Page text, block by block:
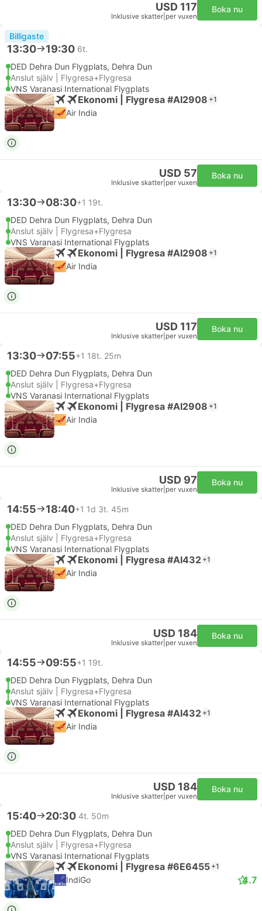
USD 117
Inklusive skatter per vuxen
Boka nu
Billigaste
13:30 19:30 6t.
DED Dehra Dun Flygplats, Dehra Dun
Anslut själv | Flygresa+Flygresa
VNS Varanasi International Flygplats
Ekonomi | Flygresa #AI2908 +1
Air India
USD 57
Inklusive skatter per vuxen
Boka nu
13:30 08:30+1 19t.
DED Dehra Dun Flygplats, Dehra Dun
Anslut själv | Flygresa+Flygresa
VNS Varanasi International Flygplats
Ekonomi | Flygresa #AI2908 +1
Air India
USD 117
Inklusive skatter per vuxen
Boka nu
13:30 07:55+1 18t. 25m
DED Dehra Dun Flygplats, Dehra Dun
Anslut själv | Flygresa+Flygresa
VNS Varanasi International Flygplats
Ekonomi | Flygresa #AI2908 +1
Air India
USD 97
Inklusive skatter per vuxen
Boka nu
14:55 18:40+1 1d 3t. 45m
DED Dehra Dun Flygplats, Dehra Dun
Anslut själv | Flygresa+Flygresa
VNS Varanasi International Flygplats
Ekonomi | Flygresa #AI432 +1
Air India
USD 184
Inklusive skatter per vuxen
Boka nu
14:55 09:55+1 19t.
DED Dehra Dun Flygplats, Dehra Dun
Anslut själv | Flygresa+Flygresa
VNS Varanasi International Flygplats
Ekonomi | Flygresa #AI432 +1
Air India
USD 184
Inklusive skatter per vuxen
Boka nu
15:40 20:30 4t. 50m
DED Dehra Dun Flygplats, Dehra Dun
Anslut själv | Flygresa+Flygresa
VNS Varanasi International Flygplats
Ekonomi | Flygresa #6E6455 +1
IndiGo 4.7